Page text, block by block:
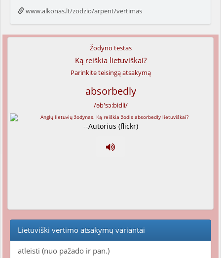
www.alkonas.lt/zodzio/arpent/vertimas
Žodyno testas
Ką reiškia lietuviškai?
Parinkite teisingą atsakymą
absorbedly
/əb'sɔ:bidli/
--Autorius (flickr)
Lietuviški vertimo atsakymų variantai
atleisti (nuo pažado ir pan.)